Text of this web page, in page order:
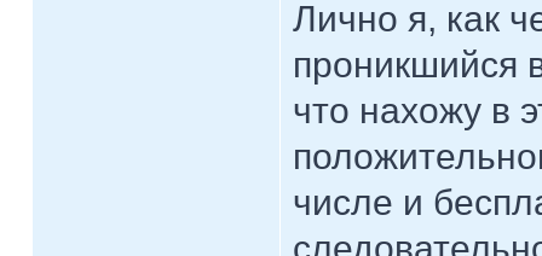
Лично я, как
проникшийся
что нахожу в
числе и